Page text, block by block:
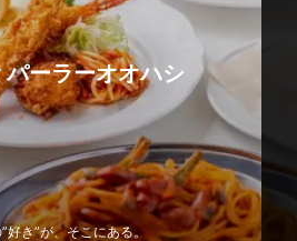
パーラーオオハシ
好き”が、そこにある。